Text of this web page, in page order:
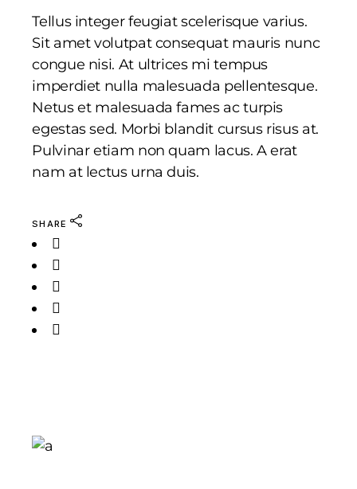
Tellus integer feugiat scelerisque varius.
Sit amet volutpat consequat mauris nunc
congue nisi. At ultrices mi tempus
imperdiet nulla malesuada pellentesque.
Netus et malesuada fames ac turpis
egestas sed. Morbi blandit cursus risus at.
Pulvinar etiam non quam lacus. A erat
nam at lectus urna duis.
SHARE